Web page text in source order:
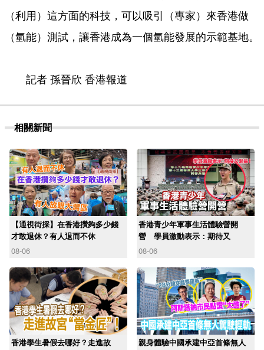
（利用）這方面的科技，可以吸引（專家）來香港做
（氫能）測試，讓香港成為一個氫能發展的示範基地。
記者 孫晉欣 香港報道
相關新聞
【通視街採】在香港攢夠多少錢
才敢退休？有人退而不休
08-06
香港青少年軍事生活體驗營開
營 學員激動表示：期待又
08-06
香港學生暑假去哪好？走進故
親身體驗中國承建中亞首條無人